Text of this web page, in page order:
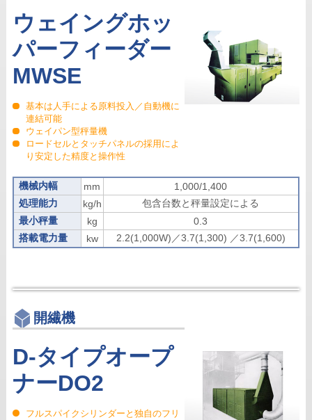
ウェイングホッ
パーフィーダー
MWSE
基本は人手による原料投入／自動機に
連結可能
ウェイパン型秤量機
ロードセルとタッチパネルの採用によ
り安定した精度と操作性
機械内幅 mm
1,000/1,400
処理能力
kg/h
包含台数と秤量設定による
最小秤量
kg
0.3
搭載電力量
kw 2.2(1,000W)／3.7(1,300) ／3.7(1,600)
開繊機
D-タイプオープ
ナーDO2
フルスパイクシリンダーと独自のフリ